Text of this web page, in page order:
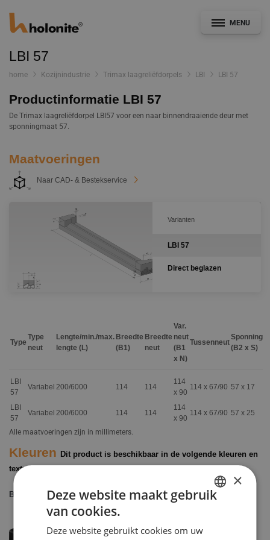
MENU
Algemeen
Kozijnindustrie
CAD- en Bestekservice
Projecten
LBI 57
home Kozijnindustrie Trimax laagreliëfdorpels LBI LBI 57
Productinformatie LBI 57
De Trimax laagreliëfdorpel LBI57 voor een naar binnendraaiende deur met
sponningmaat 57.
Maatvoeringen
Naar CAD- & Bestekservice
Varianten
LBI 57
Direct beglazen
Type
Type
neut
Lengte/min./max.
lengte (L)
Breedte
(B1)
Breedte
neut
Var.
neut
(B1
x N)
Tussenneut
Sponning
(B2 x S)
LBI
57
Variabel 200/6000 114 114
114
x 90
114 x 67/90 57 x 17
LBI
57
Variabel 200/6000 114 114
114
x 90
114 x 67/90 57 x 25
Alle maatvoeringen zijn in millimeters.
Kleuren Dit product is beschikbaar in de volgende kleuren en
texturen
Basiskleuren
×
Deze website maakt gebruik
van cookies.
Deze website gebruikt cookies om uw